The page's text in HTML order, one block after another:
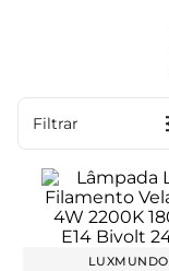
Filtrar
LUXMUNDO
5º